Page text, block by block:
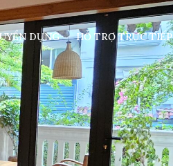
DỤNG HỖ TRỢ TRỰC TIẾP